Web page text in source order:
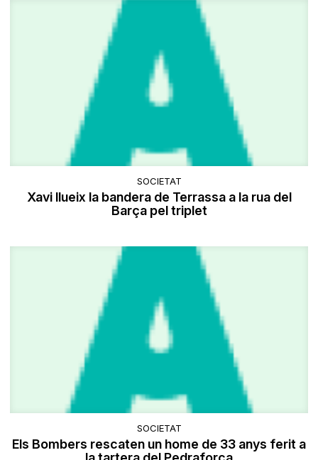
SOCIETAT
Xavi llueix la bandera de Terrassa a la rua del
Barça pel triplet
SOCIETAT
Els Bombers rescaten un home de 33 anys ferit a